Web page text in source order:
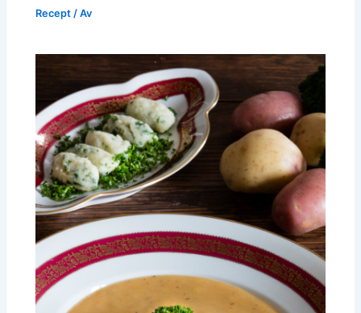
Recept / Av